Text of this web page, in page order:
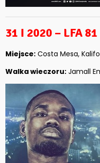
31 I 2020 – LFA 81
Miejsce: Costa Mesa,
Walka wieczoru: Jamall